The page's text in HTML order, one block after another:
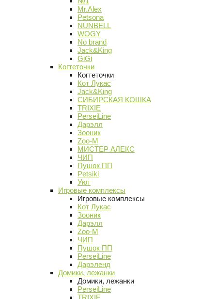
Mr.Alex
Petsona
NUNBELL
WOGY
No brand
Jack&King
GiGi
Когтеточки
Когтеточки
Кот Лукас
Jack&King
СИБИРСКАЯ КОШКА
TRIXIE
PerseiLine
Дарэлл
Зооник
Zoo-M
МИСТЕР АЛЕКС
ЧИП
Пушок ПП
Petsiki
Уют
Игровые комплексы
Игровые комплексы
Кот Лукас
Зооник
Дарэлл
Zoo-M
ЧИП
Пушок ПП
PerseiLine
Дарэленд
Домики, лежанки
Домики, лежанки
PerseiLine
TRIXIE